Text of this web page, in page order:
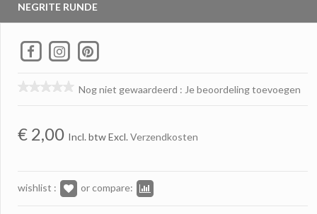
NEGRITE RUNDE
Nog niet gewaardeerd : Je beoordeling toevoegen
€ 2,00 Incl. btw Excl. Verzendkosten
wishlist : or compare: